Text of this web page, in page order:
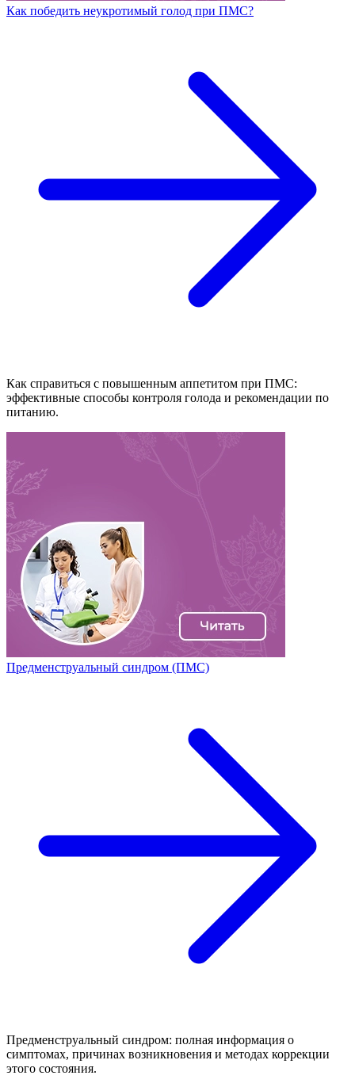
Как победить неукротимый голод при ПМС?
Как справиться с повышенным аппетитом при ПМС:
эффективные способы контроля голода и рекомендации по
питанию.
Предменструальный синдром (ПМС)
Предменструальный синдром: полная информация о
симптомах, причинах возникновения и методах коррекции
этого состояния.